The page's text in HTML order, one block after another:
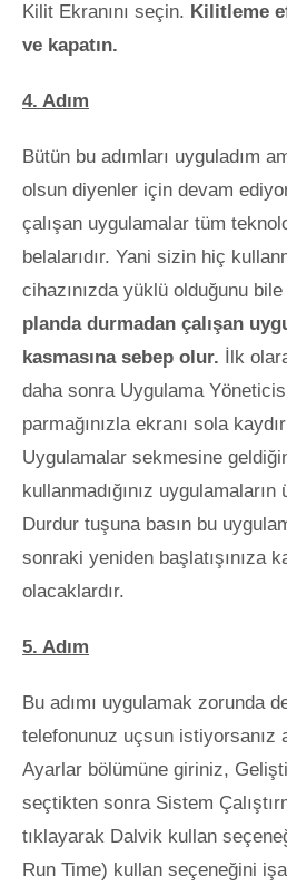
Kilit Ekranını seçin. Kilitleme
ve kapatın.
4. Adım
Bütün bu adımları uyguladım
olsun diyenler için devam
çalışan uygulamalar tüm
belalarıdır. Yani sizin hiç
cihazınızda yüklü olduğunu
planda durmadan çalışan
kasmasına sebep olur. İlk
daha sonra Uygulama
parmağınızla ekranı sola
Uygulamalar sekmesine
kullanmadığınız
Durdur tuşuna basın bu
sonraki yeniden başlatışınıza
olacaklardır.
5. Adım
Bu adımı uygulamak zorunda
telefonunuz uçsun istiyorsanız
Ayarlar bölümüne giriniz,
seçtikten sonra Sistem
tıklayarak Dalvik kullan
Run Time) kullan seçeneğini